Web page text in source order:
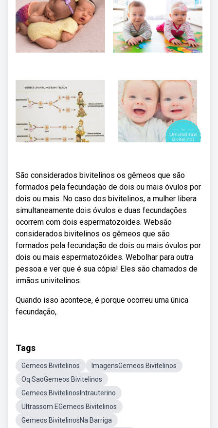
São considerados bivitelinos os gêmeos que são
formados pela fecundação de dois ou mais óvulos por
dois ou mais. No caso dos bivitelinos, a mulher libera
simultaneamente dois óvulos e duas fecundações
ocorrem com dois espermatozoides. Websão
considerados bivitelinos os gêmeos que são
formados pela fecundação de dois ou mais óvulos por
dois ou mais espermatozóides. Webolhar para outra
pessoa e ver que é sua cópia! Eles são chamados de
irmãos univitelinos.
Quando isso acontece, é porque ocorreu uma única
fecundação,.
Tags
Gemeos Bivitelinos
ImagensGemeos Bivitelinos
Oq SaoGemeos Bivitelinos
Gemeos BivitelinosIntrauterino
Ultrassom EGemeos Bivitelinos
Gemeos BivitelinosNa Barriga